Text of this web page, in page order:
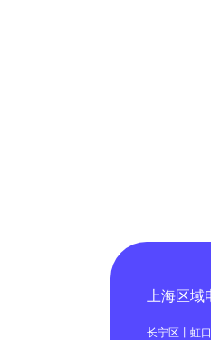
上海区域
长宁区丨虹